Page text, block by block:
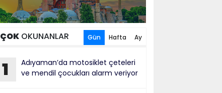
ÇOKOKUNANLAR Gün Hafta Ay
1
Adıyaman’da motosiklet çeteleri
ve mendil çocukları alarm veriyor